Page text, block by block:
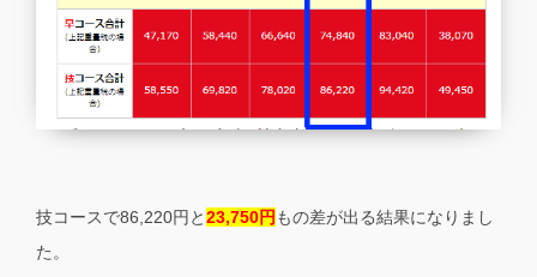
技コースで86,220円と23,750円 もの差が出る結果になりまし
た。